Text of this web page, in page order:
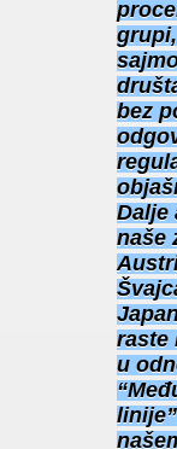
bez
Dalje
naše
raste
u